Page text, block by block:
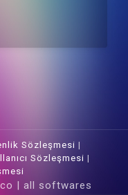
Sözleşmesi |
Sözleşmesi |
| all softwares